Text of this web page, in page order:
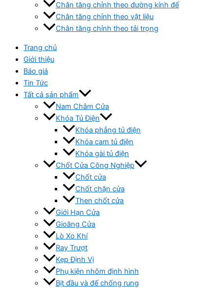
Chân tăng chỉnh theo đường kính đế
Chân tăng chỉnh theo vật liệu
Chân tăng chỉnh theo tải trọng
Trang chủ
Giới thiệu
Báo giá
Tin Tức
Tất cả sản phẩm
Nam Châm Cửa
Khóa Tủ Điện
Khóa phẳng tủ điện
Khóa cam tủ điện
Khóa gài tủ điện
Chốt Cửa Công Nghiệp
Chốt cửa
Chốt chặn cửa
Then chốt cửa
Giới Hạn Cửa
Gioăng Cửa
Lò Xo Khí
Ray Trượt
Kẹp Định Vị
Phụ kiện nhôm định hình
Bịt đầu và đế chống rung